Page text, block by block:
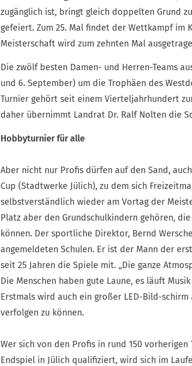
zugänglich ist, bringt gleich doppelten Grund
gefeiert. Zum 25. Mal findet der Wettkampf im
Meisterschaft wird zum zehnten Mal
Die zwölf besten Damen- und Herren-Teams
und 6. September) um die Trophäen des
Turnier gehört seit einem Vierteljahrhundert
daher übernimmt Landrat Dr. Ralf Nolten die
Hobbyturnier für alle
Aber nicht nur Profis dürfen auf den Sand,
Cup (Stadtwerke Jülich), zu dem sich
selbstverständlich wieder am Vortag der
Platz aber den Grundschulkindern gehören,
können. Der sportliche Direktor, Bernd
angemeldeten Schulen. Er ist der Mann der
seit 25 Jahren die Spiele mit. „Die ganze
Die Menschen haben gute Laune, es läuft
Erstmals wird auch ein großer LED-Bild-
verfolgen zu können.
Wer sich von den Profis in rund 150
Endspiel in Jülich qualifiziert, wird sich im